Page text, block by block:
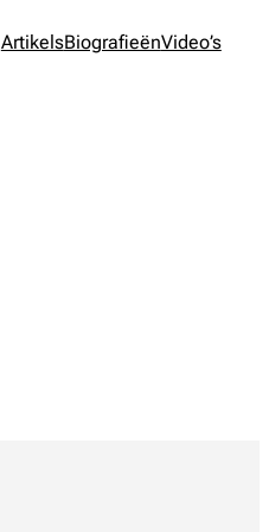
ArtikelsBiografieënVideo’s